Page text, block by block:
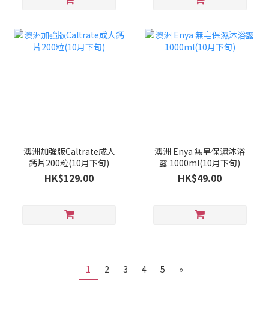
澳洲加強版Caltrate成人
鈣片200粒(10月下旬)
HK$129.00
澳洲 Enya 無皂保濕沐浴
露 1000ml(10月下旬)
HK$49.00
1 2 3 4 5 »